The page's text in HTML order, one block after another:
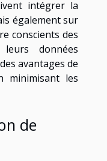
intégrer la
également sur
conscients des
données
avantages de
minimisant les
de